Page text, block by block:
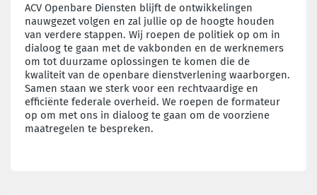
ACV Openbare Diensten blijft de ontwikkelingen
nauwgezet volgen en zal jullie op de hoogte houden
van verdere stappen. Wij roepen de politiek op om in
dialoog te gaan met de vakbonden en de werknemers
om tot duurzame oplossingen te komen die de
kwaliteit van de openbare dienstverlening waarborgen.
Samen staan we sterk voor een rechtvaardige en
efficiënte federale overheid. We roepen de formateur
op om met ons in dialoog te gaan om de voorziene
maatregelen te bespreken.